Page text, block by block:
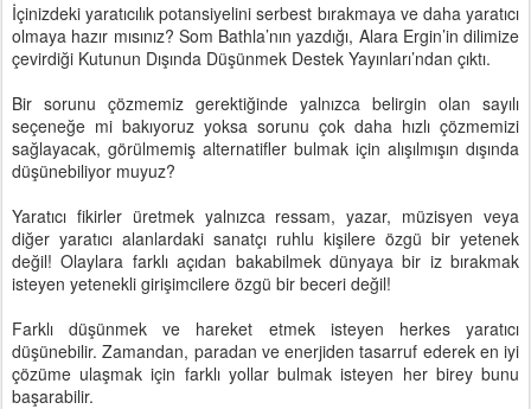
İçinizdeki yaratıcılık potansiyelini serbest bırakmaya ve daha yaratıcı
olmaya hazır mısınız? Som Bathla’nın yazdığı, Alara Ergin’in dilimize
çevirdiği Kutunun Dışında Düşünmek Destek Yayınları’ndan çıktı.
Bir sorunu çözmemiz gerektiğinde yalnızca belirgin olan sayılı
seçeneğe mi bakıyoruz yoksa sorunu çok daha hızlı çözmemizi
sağlayacak, görülmemiş alternatifler bulmak için alışılmışın dışında
düşünebiliyor muyuz?
Yaratıcı fikirler üretmek yalnızca ressam, yazar, müzisyen veya
diğer yaratıcı alanlardaki sanatçı ruhlu kişilere özgü bir yetenek
değil! Olaylara farklı açıdan bakabilmek dünyaya bir iz bırakmak
isteyen yetenekli girişimcilere özgü bir beceri değil!
Farklı düşünmek ve hareket etmek isteyen herkes yaratıcı
düşünebilir. Zamandan, paradan ve enerjiden tasarruf ederek en iyi
çözüme ulaşmak için farklı yollar bulmak isteyen her birey bunu
başarabilir.